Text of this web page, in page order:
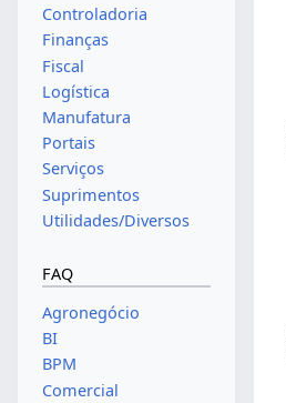
Controladoria
Finanças
Fiscal
Logística
Manufatura
Portais
Serviços
Suprimentos
Utilidades/Diversos
FAQ
Agronegócio
BI
BPM
Comercial